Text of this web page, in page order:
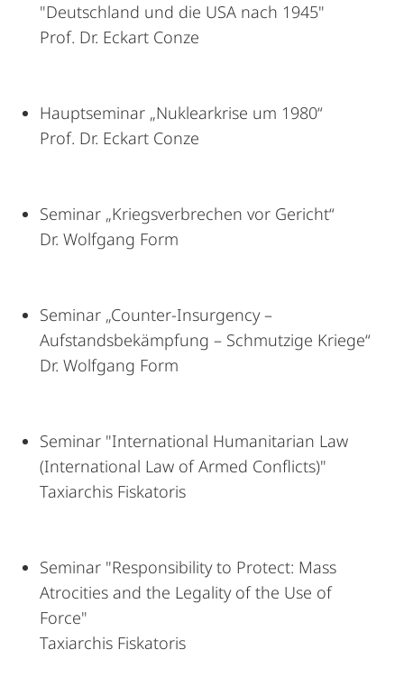
"Deutschland und die USA nach 1945"
Prof. Dr. Eckart Conze
Hauptseminar „Nuklearkrise um 1980“
Prof. Dr. Eckart Conze
Seminar „Kriegsverbrechen vor Gericht“
Dr. Wolfgang Form
Seminar „Counter-Insurgency –
Aufstandsbekämpfung – Schmutzige Kriege“
Dr. Wolfgang Form
Seminar "International Humanitarian Law
(International Law of Armed Conflicts)"
Taxiarchis Fiskatoris
Seminar "Responsibility to Protect: Mass
Atrocities and the Legality of the Use of
Force"
Taxiarchis Fiskatoris